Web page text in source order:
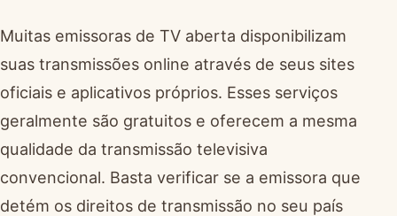
Muitas emissoras de TV aberta disponibilizam
suas transmissões online através de seus sites
oficiais e aplicativos próprios. Esses serviços
geralmente são gratuitos e oferecem a mesma
qualidade da transmissão televisiva
convencional. Basta verificar se a emissora que
detém os direitos de transmissão no seu país